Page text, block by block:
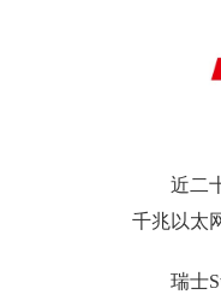
近二
千兆以太
瑞士